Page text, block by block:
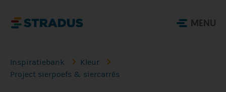
MENU
Inspiratiebank
Kleur
Project sierpoefs & siercarrés